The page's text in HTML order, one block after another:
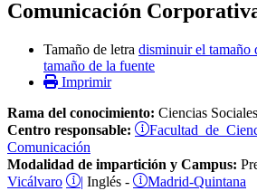
Comunicación
Tamaño de letra disminuir el tamaño
tamaño de la fuente
Imprimir
Rama del conocimiento: Ciencias
Centro responsable:
Facultad de
Comunicación
Modalidad de impartición y Campus:
Vicálvaro
| Inglés - Madrid-Quintana